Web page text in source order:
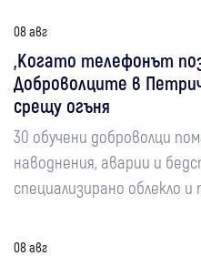
08 авг
„Когато телефонът
Доброволците в
срещу огъня
30 обучени доброволци
наводнения, аварии и
специализирано облекло
08 авг